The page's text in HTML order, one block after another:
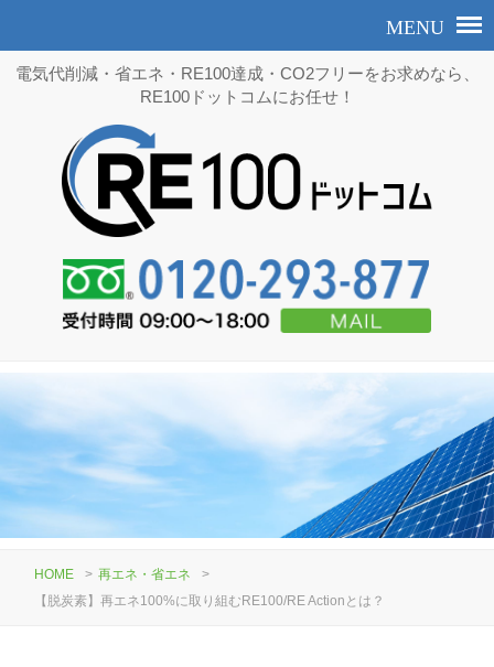
電気代削減・省エネ・RE100達成・CO2フリーをお求めなら、
RE100ドットコムにお任せ！
HOME > 再エネ・省エネ
>
【脱炭素】再エネ100%に取り組むRE100/RE Actionとは？